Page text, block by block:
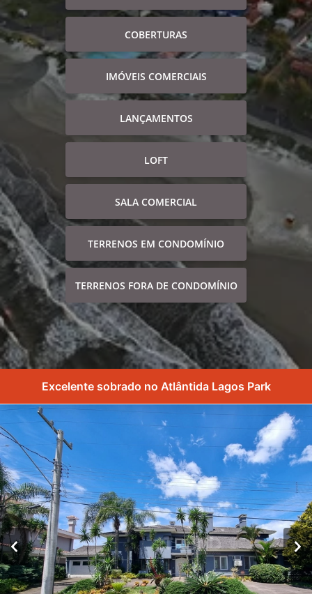
COBERTURAS
IMÓVEIS COMERCIAIS
LANÇAMENTOS
LOFT
SALA COMERCIAL
TERRENOS EM CONDOMÍNIO
TERRENOS FORA DE CONDOMÍNIO
Excelente sobrado no Atlântida Lagos Park